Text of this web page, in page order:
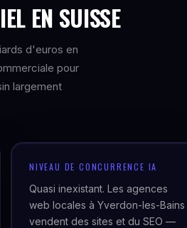
EN SUISSE
d'euros en
pour
largement
NIVEAU DE CONCURRENCE IA
Quasi inexistant. Les agences
web locales à Yverdon-les-Bains
vendent des sites et du SEO —